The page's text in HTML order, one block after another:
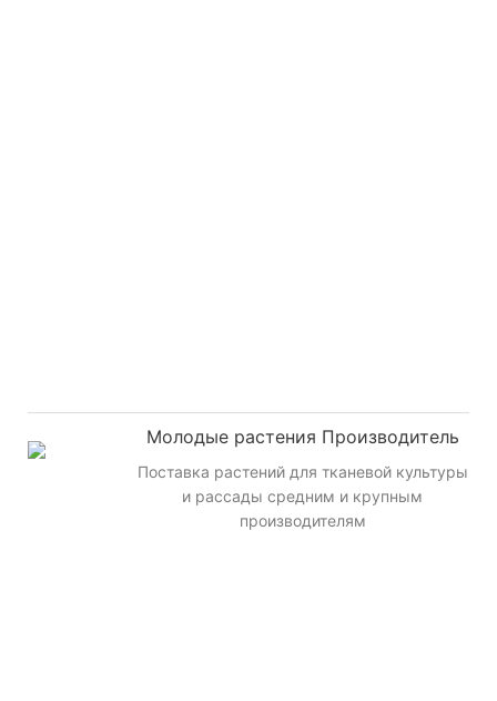
Молодые растения Производитель
Поставка растений для тканевой культуры
и рассады средним и крупным
производителям